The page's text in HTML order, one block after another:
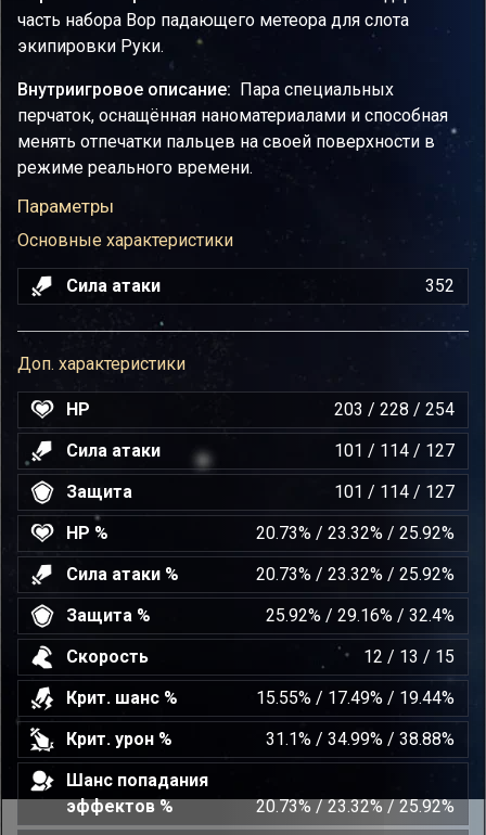
часть набора Вор падающего метеора для слота
экипировки Руки.
Внутриигровое описание: Пара специальных
перчаток, оснащённая наноматериалами и способная
менять отпечатки пальцев на своей поверхности в
режиме реального времени.
Параметры
Основные характеристики
Сила атаки 352
Доп. характеристики
HP
203 / 228 / 254
Сила атаки
101 / 114 / 127
Защита
101 / 114 / 127
HP %
20.73% / 23.32% / 25.92%
Сила атаки %
20.73% / 23.32% / 25.92%
Защита %
25.92% / 29.16% / 32.4%
Скорость
12 / 13 / 15
Крит. шанс %
15.55% / 17.49% / 19.44%
Крит. урон %
31.1% / 34.99% / 38.88%
Шанс попадания
эффектов %
20.73% / 23.32% / 25.92%